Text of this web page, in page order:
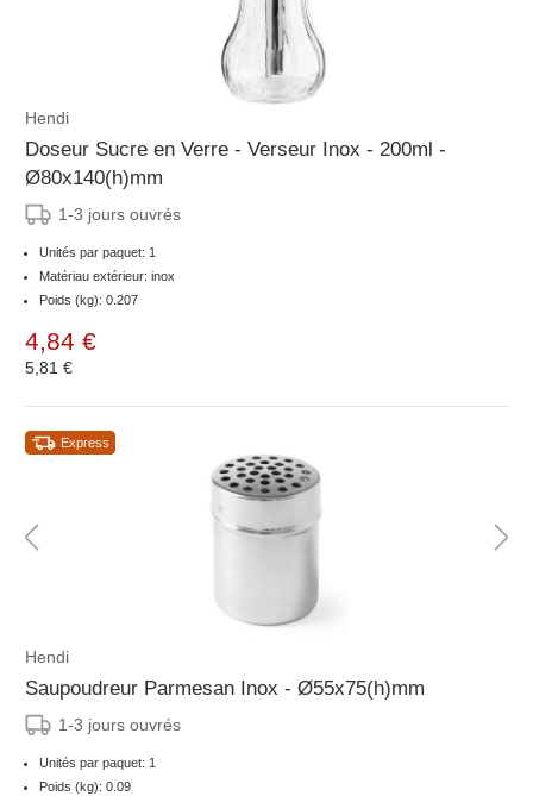
Hendi
Doseur Sucre en Verre - Verseur Inox - 200ml -
Ø80x140(h)mm
1-3 jours ouvrés
Unités par paquet: 1
Matériau extérieur: inox
Poids (kg): 0.207
4,84 €
5,81 €
Express
Hendi
Saupoudreur Parmesan Inox - Ø55x75(h)mm
1-3 jours ouvrés
Unités par paquet: 1
Poids (kg): 0.09